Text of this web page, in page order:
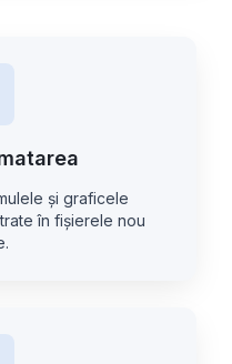
și graficele
în fișierele nou